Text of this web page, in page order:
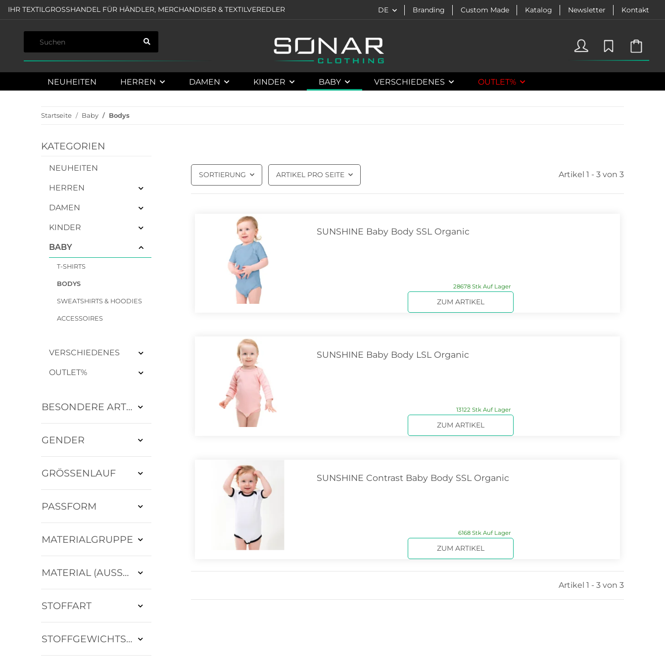
DE Branding Custom Made Katalog Newsletter Kontakt
IHR TEXTILGROSSHANDEL FÜR HÄNDLER, MERCHANDISER & TEXTILVEREDLER
NEUHEITEN HERREN DAMEN KINDER BABY VERSCHIEDENES OUTLET%
Startseite Baby Bodys
SORTIERUNG ARTIKEL PRO SEITE Artikel 1 - 3 von 3
SUNSHINE Baby Body SSL Organic
28678 Stk Auf Lager
ZUM ARTIKEL
SUNSHINE Baby Body LSL Organic
13122 Stk Auf Lager
ZUM ARTIKEL
SUNSHINE Contrast Baby Body SSL Organic
6168 Stk Auf Lager
ZUM ARTIKEL
Artikel 1 - 3 von 3
KATEGORIEN
NEUHEITEN
HERREN
DAMEN
KINDER
BABY
T-SHIRTS
BODYS
SWEATSHIRTS & HOODIES
ACCESSOIRES
VERSCHIEDENES
OUTLET%
BESONDERE ARTIKEL
GENDER
GRÖSSENLAUF
PASSFORM
MATERIALGRUPPE
MATERIAL (AUSSEN)
STOFFART
STOFFGEWICHTSKLASSE